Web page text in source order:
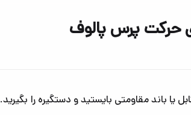
حرکت پرس پالوف
یا باند مقاومتی بایستید و دستگیره را بگیرید.